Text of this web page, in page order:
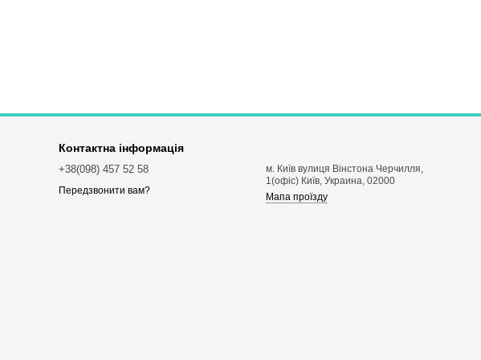
Контактна інформація
+38(098) 457 52 58
Передзвонити вам?
м. Київ вулиця Вінстона Черчилля,
1(офіс) Київ, Украина, 02000
Мапа проїзду